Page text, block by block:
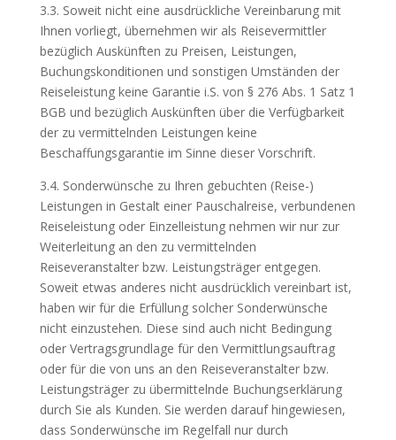
3.3. Soweit nicht eine ausdrückliche Vereinbarung mit
Ihnen vorliegt, übernehmen wir als Reisevermittler
bezüglich Auskünften zu Preisen, Leistungen,
Buchungskonditionen und sonstigen Umständen der
Reiseleistung keine Garantie i.S. von § 276 Abs. 1 Satz 1
BGB und bezüglich Auskünften über die Verfügbarkeit
der zu vermittelnden Leistungen keine
Beschaffungsgarantie im Sinne dieser Vorschrift.
3.4. Sonderwünsche zu Ihren gebuchten (Reise-)
Leistungen in Gestalt einer Pauschalreise, verbundenen
Reiseleistung oder Einzelleistung nehmen wir nur zur
Weiterleitung an den zu vermittelnden
Reiseveranstalter bzw. Leistungsträger entgegen.
Soweit etwas anderes nicht ausdrücklich vereinbart ist,
haben wir für die Erfüllung solcher Sonderwünsche
nicht einzustehen. Diese sind auch nicht Bedingung
oder Vertragsgrundlage für den Vermittlungsauftrag
oder für die von uns an den Reiseveranstalter bzw.
Leistungsträger zu übermittelnde Buchungserklärung
durch Sie als Kunden. Sie werden darauf hingewiesen,
dass Sonderwünsche im Regelfall nur durch